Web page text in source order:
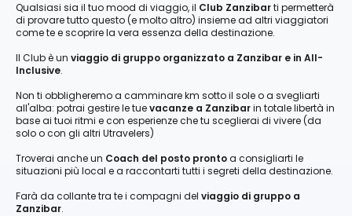
Qualsiasi sia il tuo mood di viaggio, il Club Zanzibarti permetterà
di provare tutto questo (e molto altro) insieme ad altri viaggiatori
come te e scoprire la vera essenza della destinazione.
Il Club è un viaggio di gruppo organizzato a Zanzibar e in All-
Inclusive.
Non ti obbligheremo a camminare km sotto il sole o a svegliarti
all'alba: potrai gestire le tuevacanze a Zanzibarin totale libertà in
base ai tuoi ritmi e con esperienze che tu sceglierai di vivere (da
solo o con gli altri Utravelers)
Troverai anche un Coach del posto prontoa consigliarti le
situazioni più local e a raccontarti tutti i segreti della destinazione.
Farà da collante tra te i compagni del viaggio di gruppo a
Zanzibar.